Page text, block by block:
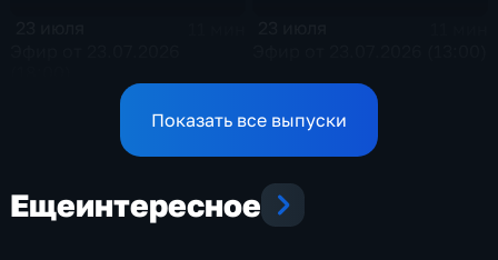
Показать все выпуски
Ещеинтересное